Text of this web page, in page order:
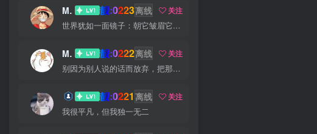
MS-康娃 靓:0223离线
关注
世界犹如一面镜子：朝它皱眉它就朝你皱眉，朝它微笑它也吵你微笑
Miss 先生 靓:0222离线
关注
别因为别人说的话而放弃，把那些话当做加倍努力的动力
猫小白 靓:0221 离线
关注
我很平凡，但我独一无二